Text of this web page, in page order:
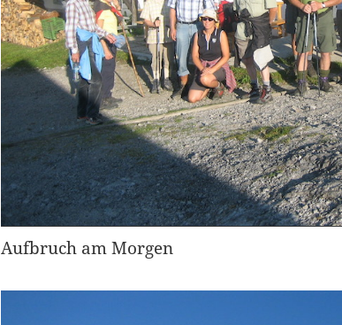
Aufbruch am Morgen